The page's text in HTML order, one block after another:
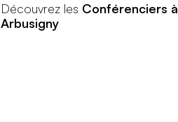
Découvrez les Conférenciers à
Arbusigny